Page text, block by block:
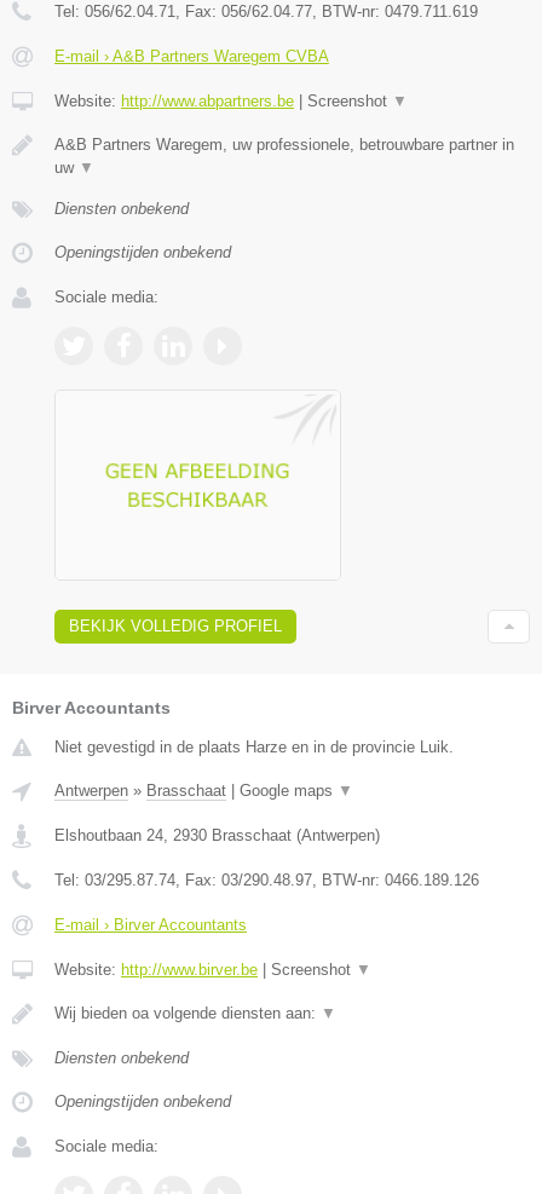
Tel: 056/62.04.71 , Fax: 056/62.04.77 , BTW-nr: 0479.711.619
E-mail › A&B Partners Waregem CVBA
Website: http://www.abpartners.be | Screenshot ▼
A&B Partners Waregem, uw professionele, betrouwbare partner in
uw ▼
Diensten onbekend
Openingstijden onbekend
Sociale media:
BEKIJK VOLLEDIG PROFIEL
Birver Accountants
Niet gevestigd in de plaats Harze en in de provincie Luik.
Antwerpen » Brasschaat Google maps ▼
Elshoutbaan 24, 2930 Brasschaat (Antwerpen)
Tel: 03/295.87.74, Fax: 03/290.48.97, BTW-nr: 0466.189.126
E-mail › Birver Accountants
Website: http://www.birver.be Screenshot ▼
Wij bieden oa volgende diensten aan: ▼
Diensten onbekend
Openingstijden onbekend
Sociale media: